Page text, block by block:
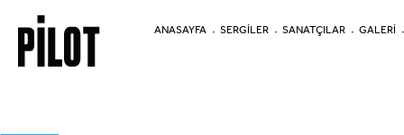
ANASAYFA SERGİLER SANATÇILAR GALERİ